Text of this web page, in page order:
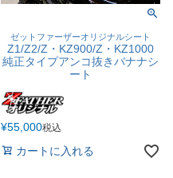
ゼットファーザーオリジナルシート
Z1/Z2/Z・KZ900/Z・KZ1000
純正タイプアンコ抜きバナナシ
ート
¥55,000税込
カートに入れる